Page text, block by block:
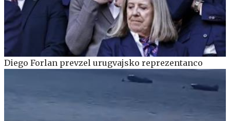
Diego Forlan prevzel urugvajsko reprezentanco